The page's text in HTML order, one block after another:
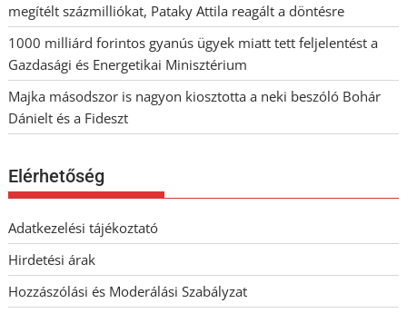
megítélt százmilliókat, Pataky Attila reagált a döntésre
1000 milliárd forintos gyanús ügyek miatt tett feljelentést a
Gazdasági és Energetikai Minisztérium
Majka másodszor is nagyon kiosztotta a neki beszóló Bohár
Dánielt és a Fideszt
Elérhetőség
Adatkezelési tájékoztató
Hirdetési árak
Hozzászólási és Moderálási Szabályzat